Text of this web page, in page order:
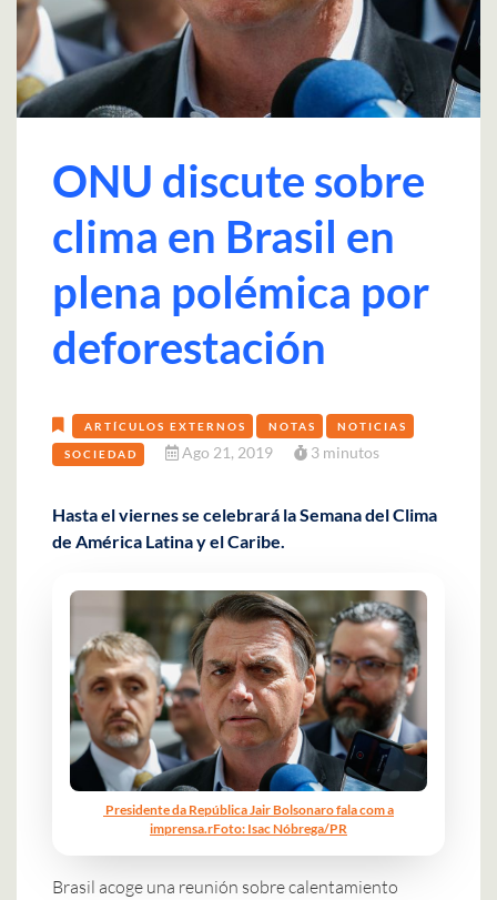
ONU discute sobre
clima en Brasil en
plena polémica por
deforestación
ARTÍCULOS EXTERNOS NOTAS NOTICIAS
SOCIEDAD Ago 21, 2019 3 minutos
Hasta el viernes se celebrará la Semana del Clima
de América Latina y el Caribe.
Presidente da República Jair Bolsonaro fala com a
imprensa.rFoto: Isac Nóbrega/PR
Brasil acoge una reunión sobre calentamiento